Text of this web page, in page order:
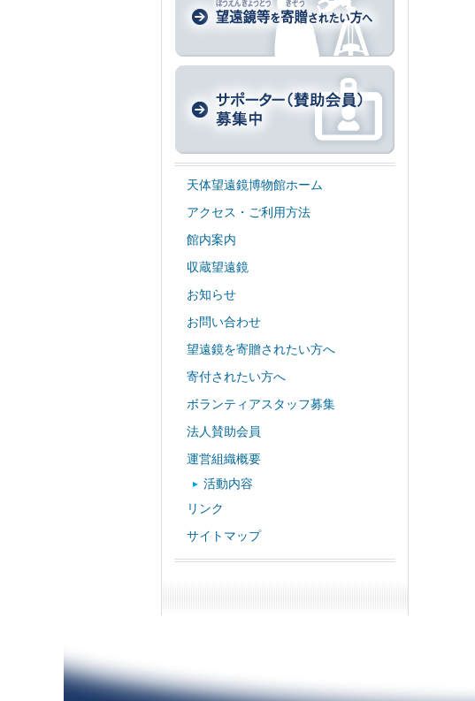
天体望遠鏡博物館ホーム
アクセス・ご利用方法
館内案内
収蔵望遠鏡
お知らせ
お問い合わせ
望遠鏡を寄贈されたい方へ
寄付されたい方へ
ボランティアスタッフ募集
法人賛助会員
運営組織概要
活動内容
リンク
サイトマップ